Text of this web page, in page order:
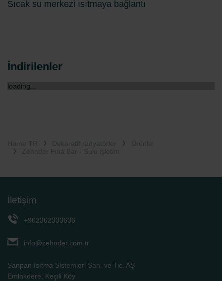
Sıcak su merkezi ısıtmaya bağlantı
İndirilenler
loading...
İletişim
+902362333636
info@zehnder.com.tr
Sanpan Isıtma Sistemleri San. ve Tic. AŞ
Emlakdere, Keçili Köy